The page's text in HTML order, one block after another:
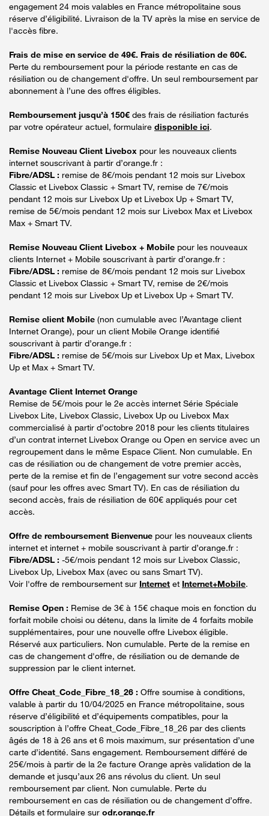
engagement 24 mois valables en France métropolitaine sous
réserve d’éligibilité. Livraison de la TV après la mise en service de
l'accès fibre.
Frais de mise en service de 49€. Frais de résiliation de 60€.
Perte du remboursement pour la période restante en cas de
résiliation ou de changement d'offre. Un seul remboursement par
abonnement à l’une des offres éligibles.
Remboursement jusqu’à 150€ des frais de résiliation facturés
par votre opérateur actuel, formulaire disponible ici.
Remise Nouveau Client Livebox pour les nouveaux clients
internet souscrivant à partir d’orange.fr :
Fibre/ADSL : remise de 8€/mois pendant 12 mois sur Livebox
Classic et Livebox Classic + Smart TV, remise de 7€/mois
pendant 12 mois sur Livebox Up et Livebox Up + Smart TV,
remise de 5€/mois pendant 12 mois sur Livebox Max et Livebox
Max + Smart TV.
Remise Nouveau Client Livebox + Mobile pour les nouveaux
clients Internet + Mobile souscrivant à partir d’orange.fr :
Fibre/ADSL : remise de 8€/mois pendant 12 mois sur Livebox
Classic et Livebox Classic + Smart TV, remise de 2€/mois
pendant 12 mois sur Livebox Up et Livebox Up + Smart TV.
Remise client Mobile (non cumulable avec l’Avantage client
Internet Orange), pour un client Mobile Orange identifié
souscrivant à partir d’orange.fr :
Fibre/ADSL : remise de 5€/mois sur Livebox Up et Max, Livebox
Up et Max + Smart TV.
Avantage Client Internet Orange
Remise de 5€/mois pour le 2e accès internet Série Spéciale
Livebox Lite, Livebox Classic, Livebox Up ou Livebox Max
commercialisé à partir d’octobre 2018 pour les clients titulaires
d’un contrat internet Livebox Orange ou Open en service avec un
regroupement dans le même Espace Client. Non cumulable. En
cas de résiliation ou de changement de votre premier accès,
perte de la remise et fin de l’engagement sur votre second accès
(sauf pour les offres avec Smart TV). En cas de résiliation du
second accès, frais de résiliation de 60€ appliqués pour cet
accès.
Offre de remboursement Bienvenue pour les nouveaux clients
internet et internet + mobile souscrivant à partir d’orange.fr :
Fibre/ADSL : -5€/mois pendant 12 mois sur Livebox Classic,
Livebox Up, Livebox Max (avec ou sans Smart TV).
Voir l'offre de remboursement sur Internet et Internet+Mobile.
Remise Open : Remise de 3€ à 15€ chaque mois en fonction du
forfait mobile choisi ou détenu, dans la limite de 4 forfaits mobile
supplémentaires, pour une nouvelle offre Livebox éligible.
Réservé aux particuliers. Non cumulable. Perte de la remise en
cas de changement d'offre, de résiliation ou de demande de
suppression par le client internet.
Offre Cheat_Code_Fibre_18_26 : Offre soumise à conditions,
valable à partir du 10/04/2025 en France métropolitaine, sous
réserve d’éligibilité et d’équipements compatibles, pour la
souscription à l’offre Cheat_Code_Fibre_18_26 par des clients
âgés de 18 à 26 ans et 6 mois maximum, sur présentation d’une
carte d’identité. Sans engagement. Remboursement différé de
25€/mois à partir de la 2e facture Orange après validation de la
demande et jusqu’aux 26 ans révolus du client. Un seul
remboursement par client. Non cumulable. Perte du
remboursement en cas de résiliation ou de changement d’offre.
Détails et formulaire sur odr.orange.fr